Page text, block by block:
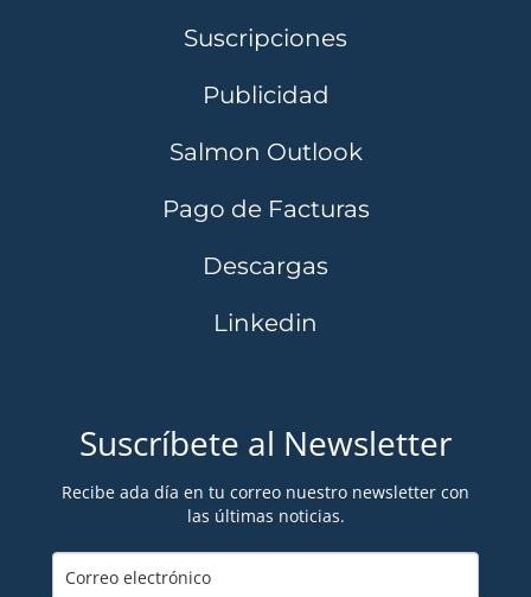
Suscripciones
Publicidad
Salmon Outlook
Pago de Facturas
Descargas
Linkedin
Suscríbete al Newsletter
Recibe ada día en tu correo nuestro newsletter con
las últimas noticias.